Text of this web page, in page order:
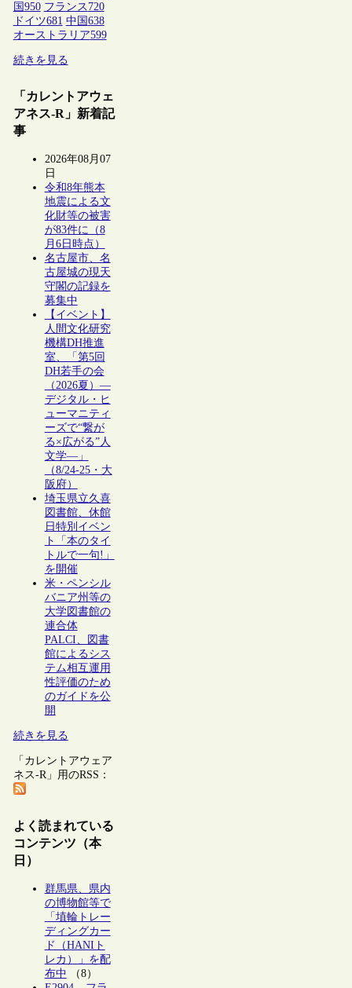
国 950 フランス 720
ドイツ681 中国 638
オーストラリア599
続きを見る
「カレントアウェ
アネス-R」新着記
事
2026年08月07
日
令和8年熊本
地震による文
化財等の被害
が83件に（8
月6日時点）
名古屋市、名
古屋城の現天
守閣の記録を
募集中
【イベント】
人間文化研究
機構DH推進
室、「第5回
DH若手の会
（2026夏）―
デジタル・ヒ
ューマニティ
ーズで“繋が
る×広がる”人
文学―」
（8/24-25・大
阪府）
埼玉県立久喜
図書館、休館
日特別イベン
ト「本のタイ
トルで一句!」
を開催
米・ペンシル
バニア州等の
大学図書館の
連合体
PALCI、図書
館によるシス
テム相互運用
性評価のため
のガイドを公
開
続きを見る
「カレントアウェア
ネス-R」用のRSS：
よく読まれている
コンテンツ（本
日）
群馬県、県内
の博物館等で
「埴輪トレー
ディングカー
ド（HANIト
レカ）」を配
布中 （8）